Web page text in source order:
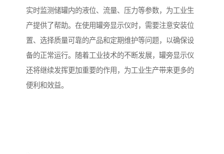
实时监测储罐内的液位、流量、压力等参数，为工业生
产提供了帮助。在使用罐旁显示仪时，需要注意安装位
置、选择质量可靠的产品和定期维护等问题，以确保设
备的正常运行。随着工业技术的不断发展，罐旁显示仪
还将继续发挥更加重要的作用，为工业生产带来更多的
便利和效益。